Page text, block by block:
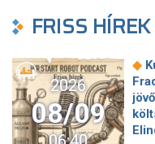
FRISS HÍREK
2026
08/09
◆